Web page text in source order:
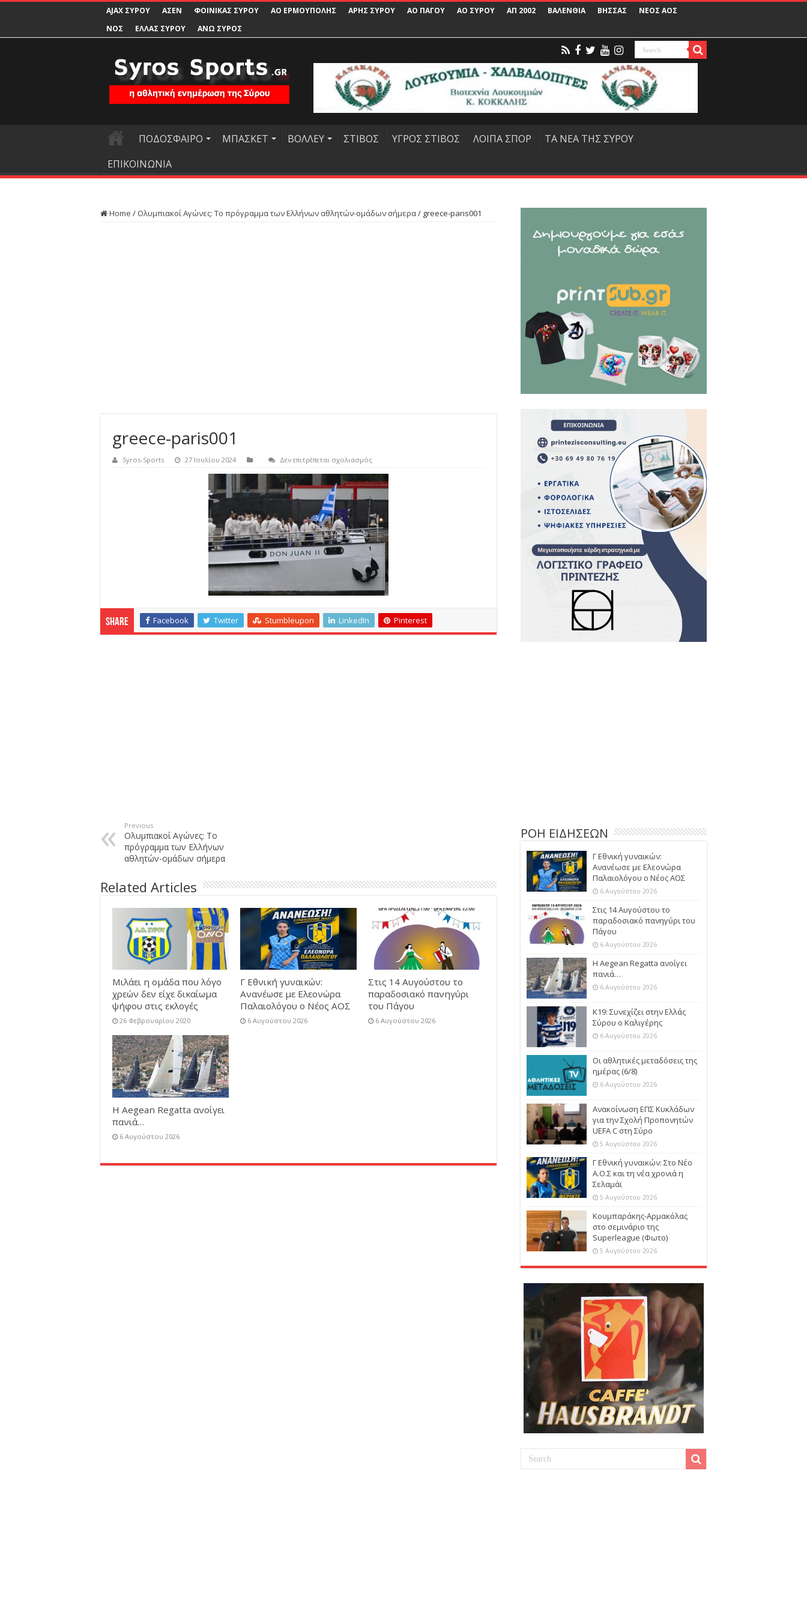
AJAX ΣΥΡΟΥ ΑΣΕΝ ΦΟΙΝΙΚΑΣ ΣΥΡΟΥ ΑΟ ΕΡΜΟΥΠΟΛΗΣ ΑΡΗΣ ΣΥΡΟΥ ΑΟ ΠΑΓΟΥ ΑΟ ΣΥΡΟΥ ΑΠ 2002 ΒΑΛΕΝΘΙΑ ΒΗΣΣΑΣ
ΝΕΟΣ ΑΟΣ
ΝΟΣ
ΕΛΛΑΣ ΣΥΡΟΥ ΑΝΩ ΣΥΡΟΣ
ΠΟΔΟΣΦΑΙΡΟ ΜΠΑΣΚΕΤ ΒΟΛΛΕΥ ΣΤΙΒΟΣ ΥΓΡΟΣ ΣΤΙΒΟΣ ΛΟΙΠΑ ΣΠΟΡ
ΤΑ ΝΕΑ ΤΗΣ ΣΥΡΟΥ
ΕΠΙΚΟΙΝΩΝΙΑ
Home / Ολυμπιακοί Αγώνες: Το πρόγραμμα των Ελλήνων αθλητών-ομάδων σήμερα/ greece-paris001
greece-paris001
Syros-Sports 27 Ιουλίου 2024 Δεν επιτρέπεται σχολιασμόςστο
paris001
Share Facebook Twitter Stumbleupon LinkedIn Pinterest
Previous
Ολυμπιακοί Αγώνες: Το
πρόγραμμα των Ελλήνων
αθλητών-ομάδων σήμερα
Related Articles
Μιλάει η ομάδα που λόγο
χρεών δεν είχε δικαίωμα
ψήφου στις εκλογές
26 Φεβρουαρίου 2020
Γ Εθνική γυναικών:
Ανανέωσε με Ελεονώρα
Παλαιολόγου ο Νέος ΑΟΣ
6 Αυγούστου 2026
Στις 14 Αυγούστου το
παραδοσιακό πανηγύρι
του Πάγου
6 Αυγούστου 2026
Η Aegean Regatta ανοίγει
πανιά…
6 Αυγούστου 2026
ΡΟΗ ΕΙΔΗΣΕΩΝ
Γ Εθνική γυναικών:
Ανανέωσε με Ελεονώρα
Παλαιολόγου ο Νέος ΑΟΣ
6 Αυγούστου 2026
Στις 14 Αυγούστου το
παραδοσιακό πανηγύρι του
Πάγου
6 Αυγούστου 2026
Η Aegean Regatta ανοίγει
πανιά…
6 Αυγούστου 2026
Κ19: Συνεχίζει στην Ελλάς
Σύρου ο Καλιγέρης
6 Αυγούστου 2026
Οι αθλητικές μεταδόσεις της
ημέρας (6/8)
6 Αυγούστου 2026
Ανακοίνωση ΕΠΣ Κυκλάδων
για την Σχολή Προπονητών
UEFA C στη Σύρο
5 Αυγούστου 2026
Γ Εθνική γυναικών: Στο Νέο
Α.Ο.Σ και τη νέα χρονιά η
Σελαμάϊ
5 Αυγούστου 2026
Κουμπαράκης-Αρμακόλας
στο σεμινάριο της
Superleague (Φωτο)
5 Αυγούστου 2026